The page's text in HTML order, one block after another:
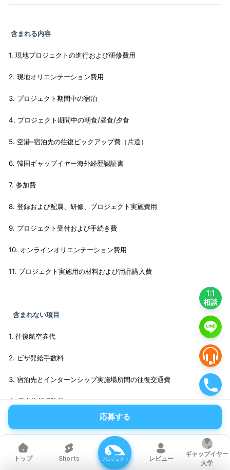
1:1
相談
含まれる内容
1. 現地プロジェクトの進行および研修費用
2. 現地オリエンテーション費用
3. プロジェクト期間中の宿泊
4. プロジェクト期間中の朝食/昼食/夕食
5. 空港–宿泊先の往復ピックアップ費（片道）
6. 韓国ギャップイヤー海外経歴認証書
7. 参加費
8. 登録および配属、研修、プロジェクト実施費用
9. プロジェクト受付および手続き費
10. オンラインオリエンテーション費用
11. プロジェクト実施用の材料および用品購入費
含まれない項目
1. 往復航空券代
2. ビザ発給手数料
3. 宿泊先とインターンシップ実施場所間の往復交通費
4. 個人旅行保険料
* 航空券および交通手段は、プロジェクト参加確定および出国スケジュール
応募する
トップ Shorts プロジェクト レビュー
ギャップイヤー
大学